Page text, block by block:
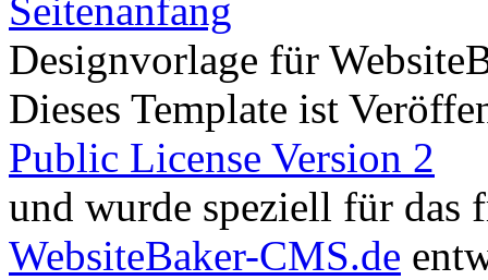
Seitenanfang
Designvorlage für
Dieses Template ist
Public License Version 2
und wurde speziell für das
WebsiteBaker-CMS.de